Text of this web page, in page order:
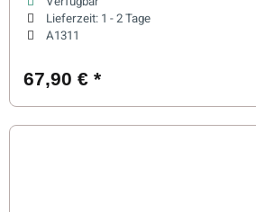
Lieferzeit: 1 - 2 Tage
A1311
67,90 € *